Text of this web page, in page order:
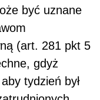
być uznane
(art. 281 pkt 5
gdyż
tydzień był